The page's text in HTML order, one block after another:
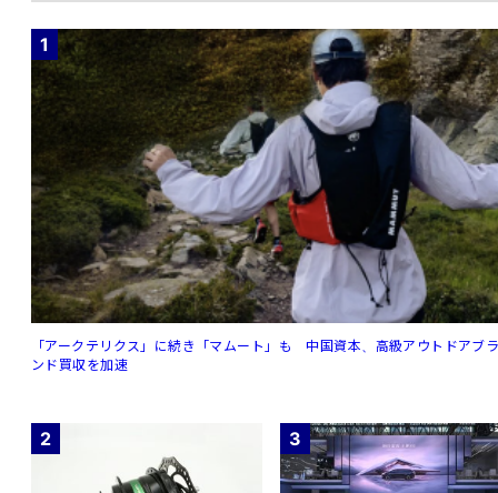
1
「アークテリクス」に続き「マムート」も 中国資本、高級アウトドアブ
ンド買収を加速
2 3